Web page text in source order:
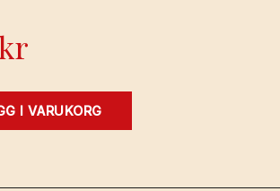
I VARUKORG